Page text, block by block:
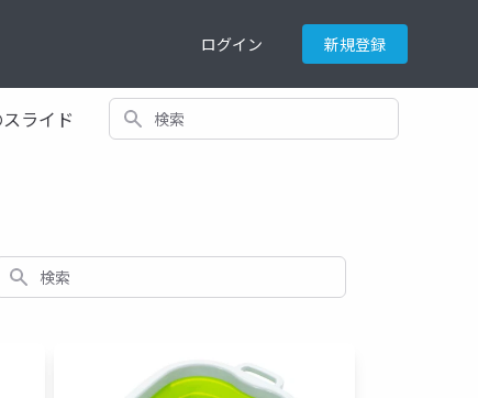
ログイン 新規登録
ライド 検索
索